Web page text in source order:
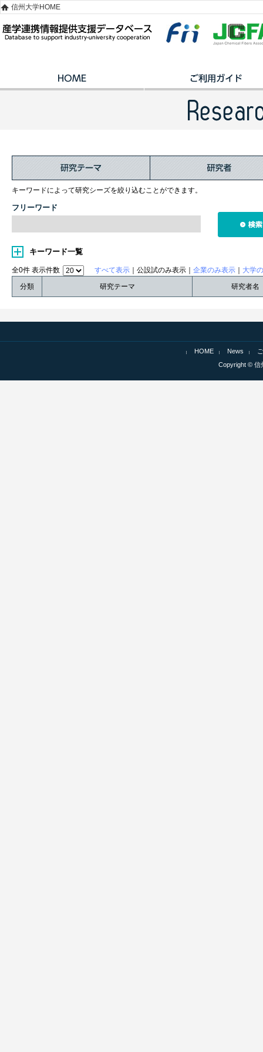
信州大学HOME
キーワードによって研究シーズを絞り込むことができます。
フリーワード
キーワード一覧
全0件 表示件数 すべて表示 ｜公設試のみ表示｜ 企業のみ表示
大学
分類
研究テーマ 研究者名
HOME News
Copyright © 信